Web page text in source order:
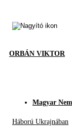
ORBÁN VIKTOR
Magyar
Háború Ukrajnában